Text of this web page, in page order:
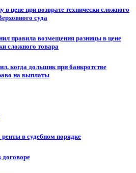
в цене при возврате технически сложного
суда
правила возмещения разницы в цене
сложного товара
когда дольщик при банкротстве
на выплаты
в судебном порядке
договоре